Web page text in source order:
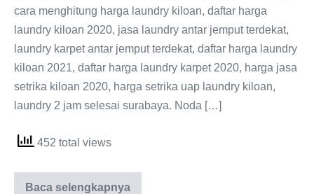
cara menghitung harga laundry kiloan, daftar harga
laundry kiloan 2020, jasa laundry antar jemput terdekat,
laundry karpet antar jemput terdekat, daftar harga laundry
kiloan 2021, daftar harga laundry karpet 2020, harga jasa
setrika kiloan 2020, harga setrika uap laundry kiloan,
laundry 2 jam selesai surabaya. Noda […]
452 total views
Baca selengkapnya